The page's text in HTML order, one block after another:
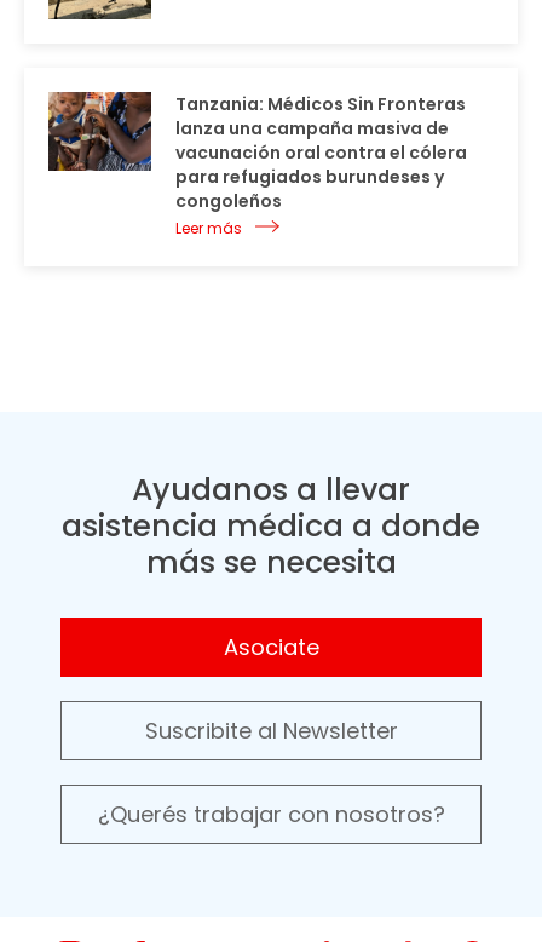
Tanzania: Médicos Sin Fronteras
lanza una campaña masiva de
vacunación oral contra el cólera
para refugiados burundeses y
congoleños
Leer más
Ayudanos a llevar
asistencia médica a donde
más se necesita
Asociate
Suscribite al Newsletter
¿Querés trabajar con nosotros?